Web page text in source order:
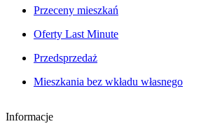
Przeceny mieszkań
Oferty Last Minute
Przedsprzedaż
Mieszkania bez wkładu własnego
Informacje